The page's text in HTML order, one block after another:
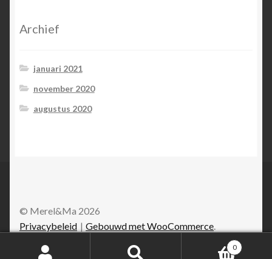
Archief
januari 2021
november 2020
augustus 2020
© Merel&Ma 2026
Privacybeleid
Gebouwd met WooCommerce
0